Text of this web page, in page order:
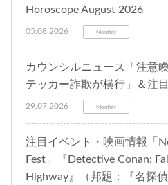
Horoscope August 2026
05.08.2026 Monthly
カウンシルニュース「注意
テッカー詐欺が横行」＆注
29.07.2026 Monthly
注目イベント・映画情報「
Fest」『Detective Conan:
Highway』（邦題：『名探